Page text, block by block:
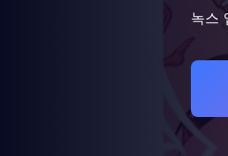
녹스